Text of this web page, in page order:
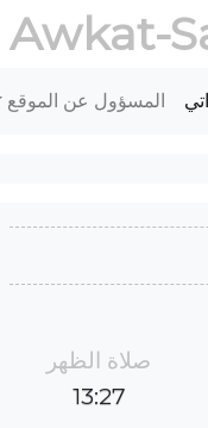
Awkat-
المسؤول عن الموقع
صلاة الظهر
13:27